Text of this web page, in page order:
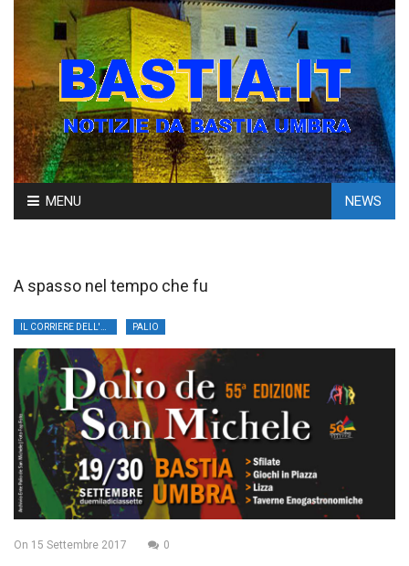
Skip
to
MENU NEWS
A spasso nel tempo che fu
PALIO
On 15 Settembre 2017 0